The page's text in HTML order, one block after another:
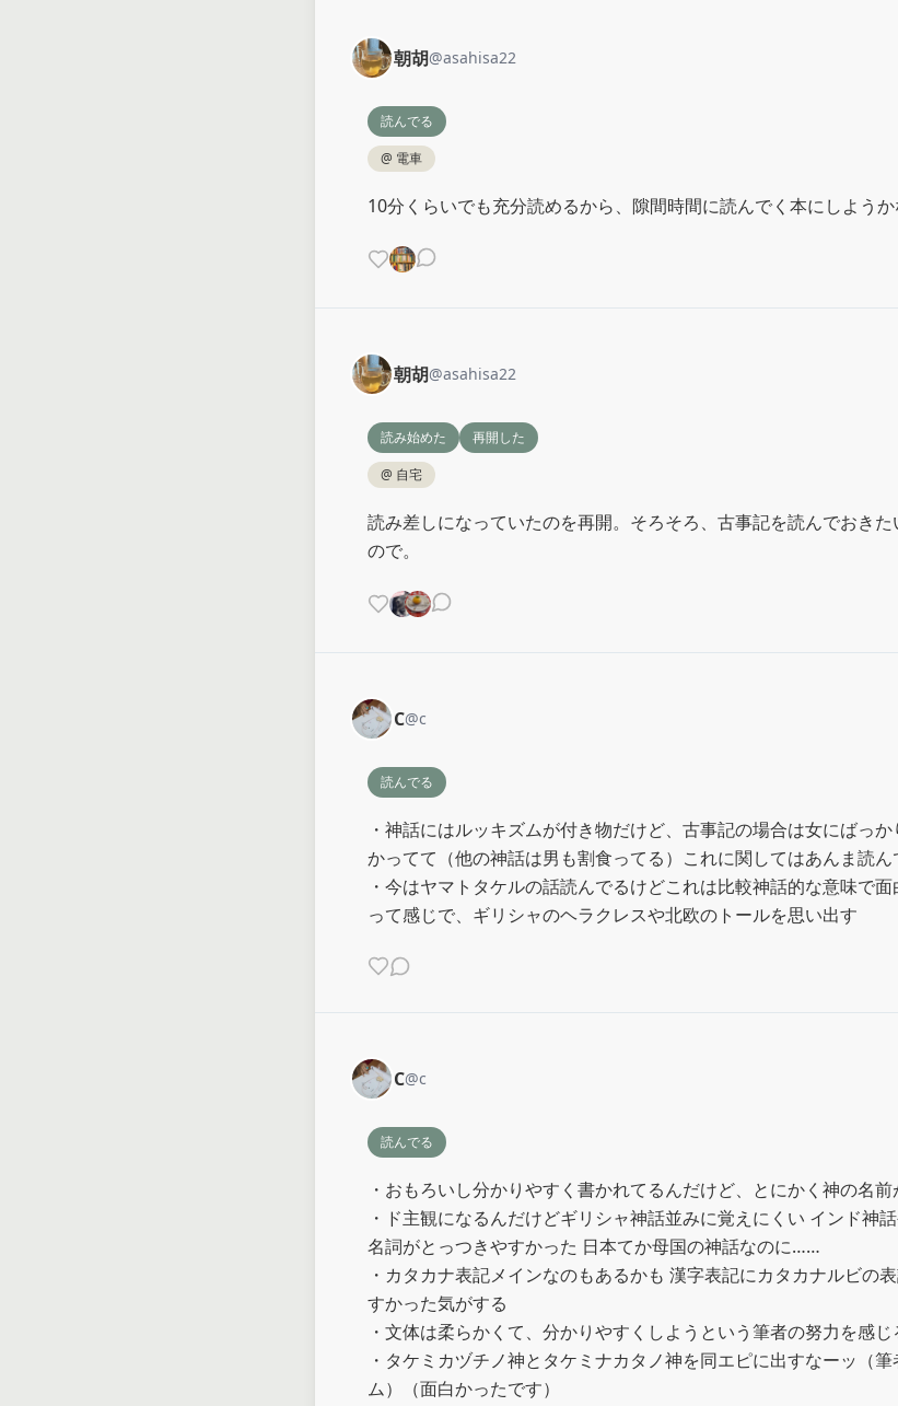
朝胡@asahisa22
読んでる
@ 電車
10分くらいでも充分読めるから、隙間時間に読んでく本にしようか
朝胡@asahisa22
読み始めた
再開した
@ 自宅
読み差しになっていたのを再開。そろそろ、古事記を読んでおき
ので。
C@c
読んでる
・神話にはルッキズムが付き物だけど、古事記の場合は女にばっ
かってて（他の神話は男も割食ってる）これに関してはあんま読
・今はヤマトタケルの話読んでるけどこれは比較神話的な意味で
って感じで、ギリシャのヘラクレスや北欧のトールを思い出す
C@c
読んでる
・おもろいし分かりやすく書かれてるんだけど、とにかく神の名
・ド主観になるんだけどギリシャ神話並みに覚えにくい インド神
名詞がとっつきやすかった 日本てか母国の神話なのに……
・カタカナ表記メインなのもあるかも 漢字表記にカタカナルビの
すかった気がする
・文体は柔らかくて、分かりやすくしようという筆者の努力を感
・タケミカヅチノ神とタケミナカタノ神を同エピに出すなーッ（
ム）（面白かったです）